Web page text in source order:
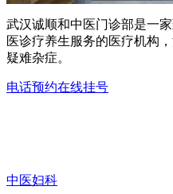
武汉诚顺和中医门诊部是一
医诊疗养生服务的医疗机构
疑难杂症。
电话预约在线挂号
中医妇科